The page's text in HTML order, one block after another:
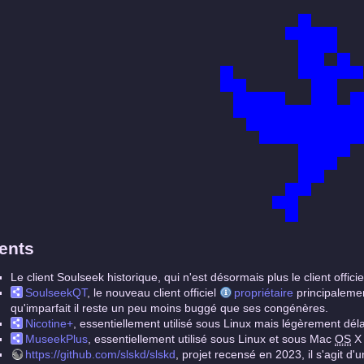
Le client Soulseek historique, qui n'est désormais plus le client
SoulseekQT, le nouveau client officiel propriétaire
qu'imparfait il reste un peu moins buggé que ses congénères.
Nicotine+ , essentiellement utilisé sous Linux mais légèrement
MuseekPlus , essentiellement utilisé sous Linux et sous Mac OS X
https://github.com/slskd/slskd , projet recensé en 2023, il s'agit